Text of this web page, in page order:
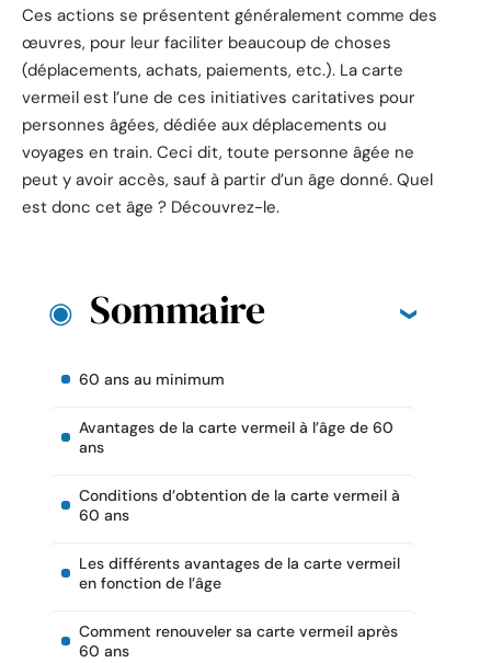
Ces actions se présentent généralement comme des
œuvres, pour leur faciliter beaucoup de choses
(déplacements, achats, paiements, etc.). La carte
vermeil est l’une de ces initiatives caritatives pour
personnes âgées, dédiée aux déplacements ou
voyages en train. Ceci dit, toute personne âgée ne
peut y avoir accès, sauf à partir d’un âge donné. Quel
est donc cet âge ? Découvrez-le.
Sommaire
60 ans au minimum
Avantages de la carte vermeil à l’âge de 60
ans
Conditions d’obtention de la carte vermeil à
60 ans
Les différents avantages de la carte vermeil
en fonction de l’âge
Comment renouveler sa carte vermeil après
60 ans